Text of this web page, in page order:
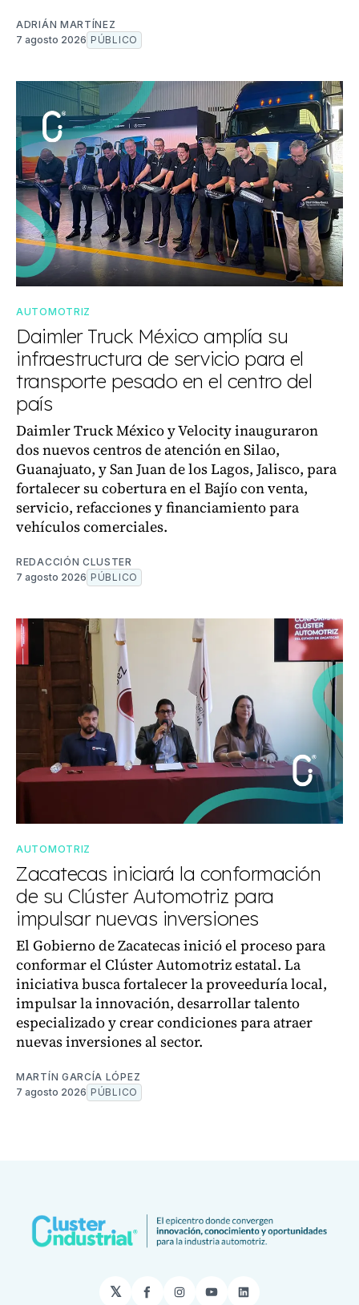
ADRIÁN MARTÍNEZ
7 agosto 2026 PÚBLICO
AUTOMOTRIZ
Daimler Truck México amplía su
infraestructura de servicio para el
transporte pesado en el centro del
país
Daimler Truck México y Velocity inauguraron
dos nuevos centros de atención en Silao,
Guanajuato, y San Juan de los Lagos, Jalisco, para
fortalecer su cobertura en el Bajío con venta,
servicio, refacciones y financiamiento para
vehículos comerciales.
REDACCIÓN CLUSTER
7 agosto 2026 PÚBLICO
AUTOMOTRIZ
Zacatecas iniciará la conformación
de su Clúster Automotriz para
impulsar nuevas inversiones
El Gobierno de Zacatecas inició el proceso para
conformar el Clúster Automotriz estatal. La
iniciativa busca fortalecer la proveeduría local,
impulsar la innovación, desarrollar talento
especializado y crear condiciones para atraer
nuevas inversiones al sector.
MARTÍN GARCÍA LÓPEZ
7 agosto 2026 PÚBLICO
𝕏 Facebook
Instagram
YouTubeLinkedIn